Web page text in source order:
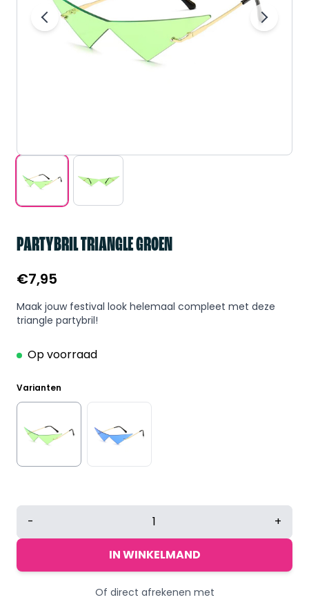
PARTYBRIL TRIANGLE GROEN
€7,95
Maak jouw festival look helemaal compleet met deze
triangle partybril!
Op voorraad
Varianten
Partybril
groen
- +
IN WINKELMAND
Of direct afrekenen met